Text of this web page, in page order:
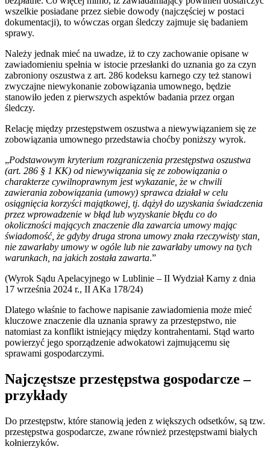
wszelkie posiadane przez siebie dowody (najczęściej w postaci
dokumentacji), to wówczas organ śledczy zajmuje się badaniem
sprawy.
Należy jednak mieć na uwadze, iż to czy zachowanie opisane w
zawiadomieniu spełnia w istocie przesłanki do uznania go za czyn
zabroniony oszustwa z art. 286 kodeksu karnego czy też stanowi
zwyczajne niewykonanie zobowiązania umownego, będzie
stanowiło jeden z pierwszych aspektów badania przez organ
śledczy.
Relację między przestępstwem oszustwa a niewywiązaniem się ze
zobowiązania umownego przedstawia choćby poniższy wyrok.
„Podstawowym kryterium rozgraniczenia przestępstwa oszustwa
(art. 286 § 1 KK) od niewywiązania się ze zobowiązania o
charakterze cywilnoprawnym jest wykazanie, że w chwili
zawierania zobowiązania (umowy) sprawca działał w celu
osiągnięcia korzyści majątkowej, tj. dążył do uzyskania świadczenia
przez wprowadzenie w błąd lub wyzyskanie błędu co do
okoliczności mających znaczenie dla zawarcia umowy mając
świadomość, że gdyby druga strona umowy znała rzeczywisty stan,
nie zawarłaby umowy w ogóle lub nie zawarłaby umowy na tych
warunkach, na jakich została zawarta.”
(Wyrok Sądu Apelacyjnego w Lublinie – II Wydział Karny z dnia
17 września 2024 r., II AKa 178/24)
Dlatego właśnie to fachowe napisanie zawiadomienia może mieć
kluczowe znaczenie dla uznania sprawy za przestępstwo, nie
natomiast za konflikt istniejący między kontrahentami. Stąd warto
powierzyć jego sporządzenie adwokatowi zajmującemu się
sprawami gospodarczymi.
Najczęstsze przestępstwa gospodarcze –
przykłady
Do przestępstw, które stanowią jeden z większych odsetków, są tzw.
przestępstwa gospodarcze, zwane również przestępstwami białych
kołnierzyków.